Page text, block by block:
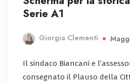
Serie A1
Giorgia Clementi
Il sindaco Biancani e
consegnato il Plauso della